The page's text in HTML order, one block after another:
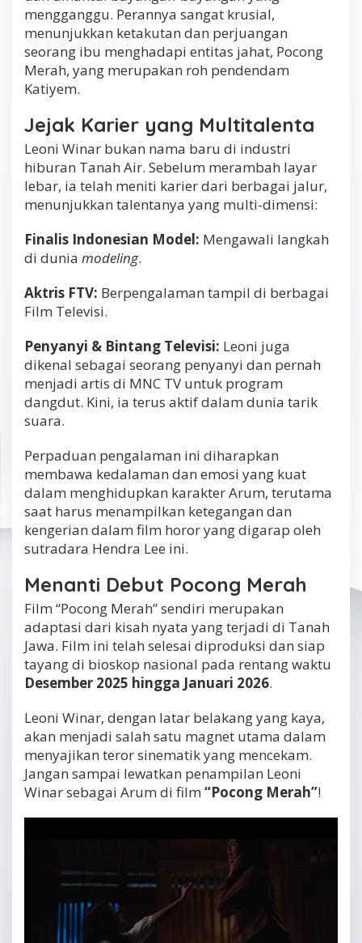
mengganggu. Perannya sangat krusial,
menunjukkan ketakutan dan perjuangan
seorang ibu menghadapi entitas jahat, Pocong
Merah, yang merupakan roh pendendam
Katiyem.
Jejak Karier yang Multitalenta
Leoni Winar bukan nama baru di industri
hiburan Tanah Air. Sebelum merambah layar
lebar, ia telah meniti karier dari berbagai jalur,
menunjukkan talentanya yang multi-dimensi:
Finalis Indonesian Model: Mengawali langkah
di dunia modeling.
Aktris FTV: Berpengalaman tampil di berbagai
Film Televisi.
Penyanyi & Bintang Televisi: Leoni juga
dikenal sebagai seorang penyanyi dan pernah
menjadi artis di MNC TV untuk program
dangdut. Kini, ia terus aktif dalam dunia tarik
suara.
Perpaduan pengalaman ini diharapkan
membawa kedalaman dan emosi yang kuat
dalam menghidupkan karakter Arum, terutama
saat harus menampilkan ketegangan dan
kengerian dalam film horor yang digarap oleh
sutradara Hendra Lee ini.
Menanti Debut Pocong Merah
Film “Pocong Merah” sendiri merupakan
adaptasi dari kisah nyata yang terjadi di Tanah
Jawa. Film ini telah selesai diproduksi dan siap
tayang di bioskop nasional pada rentang waktu
Desember 2025 hingga Januari 2026.
Leoni Winar, dengan latar belakang yang kaya,
akan menjadi salah satu magnet utama dalam
menyajikan teror sinematik yang mencekam.
Jangan sampai lewatkan penampilan Leoni
Winar sebagai Arum di film “Pocong Merah”!